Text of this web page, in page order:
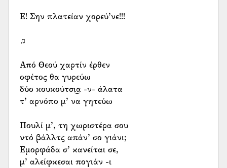
Ε! Σην πλατείαν χορεύ’νε!!!
♫
Από Θεού χαρτίν έρθεν
οφέτος θα γυρεύω
δύο κουκούτσι͜α -ν- άλατα
τ’ αρνόπο μ’ να γητεύω
Πουλί μ’, τη χωριστέρα σου
ντό βάλλτς απάν’ σο γιάνι;
Εμορφάδα σ’ κανείται σε,
μ’ αλείφκεσαι πογιάν -ι